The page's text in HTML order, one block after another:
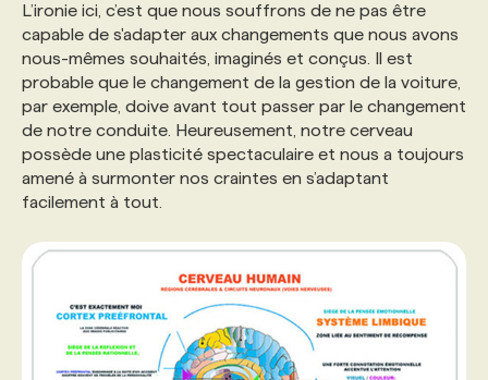
L’ironie ici, c’est que nous souffrons de ne pas être
capable de s'adapter aux changements que nous avons
nous-mêmes souhaités, imaginés et conçus. Il est
probable que le changement de la gestion de la voiture,
par exemple, doive avant tout passer par le changement
de notre conduite. Heureusement, notre cerveau
possède une plasticité spectaculaire et nous a toujours
amené à surmonter nos craintes en s’adaptant
facilement à tout.